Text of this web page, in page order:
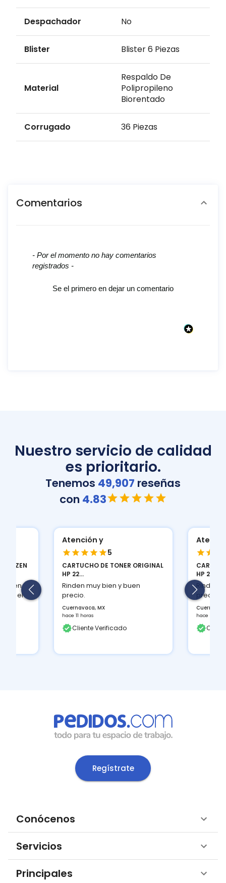
Despachador No
Blister Blister 6 Piezas
Material
Respaldo De
Polipropileno
Biorentado
Corrugado 36 Piezas
Comentarios
- Por el momento no hay comentarios
registrados -
Se el primero en dejar un comentario
New content loaded
Nuestro servicio de calidad
es prioritario.
Tenemos 49,907 reseñas
con 4.83
Atención y
5
CARTUCHO DE TONER ORIGINAL
HP 22...
Rinden muy bien y buen
precio.
Cuernavaca, MX
hace 11 horas
Cliente Verificado
HP 22...
Rinden
precio.
hace 11
Regístrate
Conócenos
Servicios
Principales